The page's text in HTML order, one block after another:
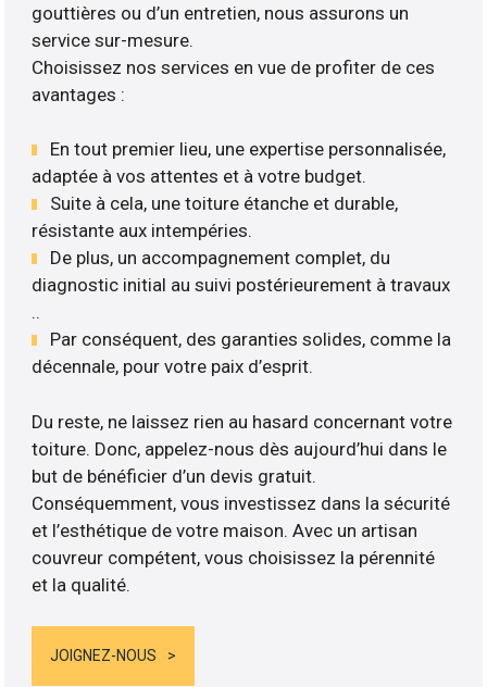
gouttières ou d’un entretien, nous assurons un
service sur-mesure.
Choisissez nos services en vue de profiter de ces
avantages :
En tout premier lieu, une expertise personnalisée,
adaptée à vos attentes et à votre budget.
Suite à cela, une toiture étanche et durable,
résistante aux intempéries.
De plus, un accompagnement complet, du
diagnostic initial au suivi postérieurement à travaux
..
Par conséquent, des garanties solides, comme la
décennale, pour votre paix d’esprit.
Du reste, ne laissez rien au hasard concernant votre
toiture. Donc, appelez-nous dès aujourd’hui dans le
but de bénéficier d’un devis gratuit.
Conséquemment, vous investissez dans la sécurité
et l’esthétique de votre maison. Avec un artisan
couvreur compétent, vous choisissez la pérennité
et la qualité.
JOIGNEZ-NOUS